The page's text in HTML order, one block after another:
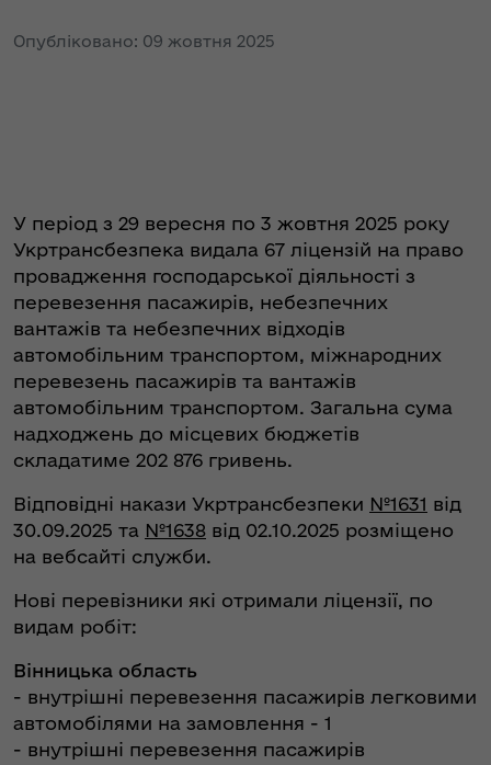
Опубліковано: 09 жовтня 2025
У період з 29 вересня по 3 жовтня 2025 року
Укртрансбезпека видала 67 ліцензій на право
провадження господарської діяльності з
перевезення пасажирів, небезпечних
вантажів та небезпечних відходів
автомобільним транспортом, міжнародних
перевезень пасажирів та вантажів
автомобільним транспортом. Загальна сума
надходжень до місцевих бюджетів
складатиме 202 876 гривень.
Відповідні накази Укртрансбезпеки №1631 від
30.09.2025 та №1638 від 02.10.2025 розміщено
на вебсайті служби.
Нові перевізники які отримали ліцензії, по
видам робіт:
Вінницька область
- внутрішні перевезення пасажирів легковими
автомобілями на замовлення - 1
- внутрішні перевезення пасажирів